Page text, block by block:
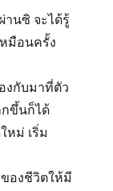
านซิ จะได้รู้
มือนครั้ง
งกับมาที่ตัว
กขึ้นก็ได้
หม่ เริ่ม
องชีวิตให้มี